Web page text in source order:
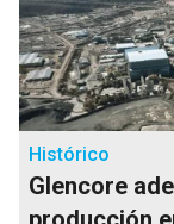
Histórico
Glencore